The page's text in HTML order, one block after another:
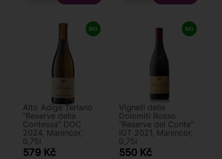
Alto Adige Terlano
"Reserve della
Contessa" DOC
2024, Manincor,
0,75l
579 Kč
Vigneti delle
Dolomiti Rosso
"Reserve del Conte"
IGT 2021, Manincor,
0,75l
550 Kč